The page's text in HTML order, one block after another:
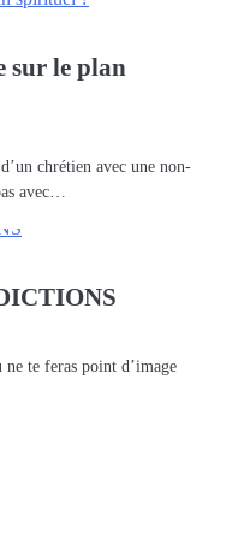
sur le plan
chrétien avec une non-
avec…
te feras point d’image